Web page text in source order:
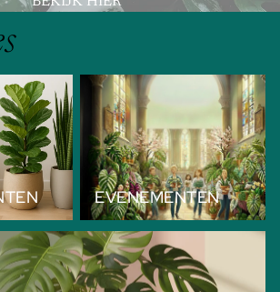
Evenementen
EVENEMENTEN